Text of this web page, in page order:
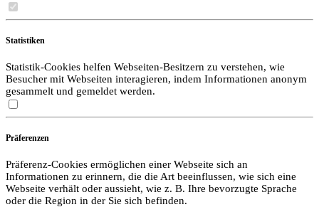
Statistiken
Statistik-Cookies helfen Webseiten-Besitzern zu verstehen, wie
Besucher mit Webseiten interagieren, indem Informationen anonym
gesammelt und gemeldet werden.
Präferenzen
Präferenz-Cookies ermöglichen einer Webseite sich an
Informationen zu erinnern, die die Art beeinflussen, wie sich eine
Webseite verhält oder aussieht, wie z. B. Ihre bevorzugte Sprache
oder die Region in der Sie sich befinden.